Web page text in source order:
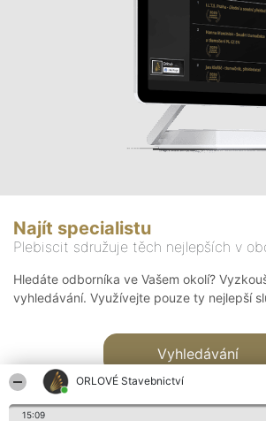
ORLOVÉ Stavebnictví
15:09
Najít specialistu
Plebiscit sdružuje těch nejlepších v
Hledáte odborníka ve Vašem okolí?
vyhledávání. Využívejte pouze ty nejlepší
Vyhledávání